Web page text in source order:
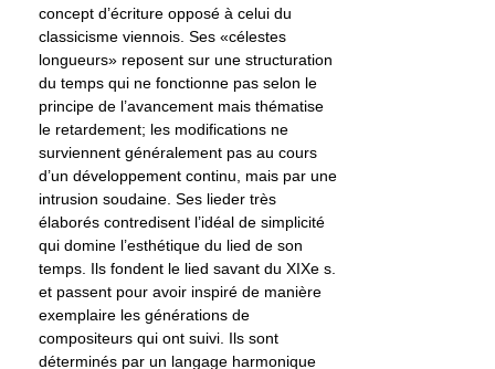
concept d’écriture opposé à celui du
classicisme viennois. Ses «célestes
longueurs» reposent sur une structuration
du temps qui ne fonctionne pas selon le
principe de l’avancement mais thématise
le retardement; les modifications ne
surviennent généralement pas au cours
d’un développement continu, mais par une
intrusion soudaine. Ses lieder très
élaborés contredisent l’idéal de simplicité
qui domine l’esthétique du lied de son
temps. Ils fondent le lied savant du XIXe s.
et passent pour avoir inspiré de manière
exemplaire les générations de
compositeurs qui ont suivi. Ils sont
déterminés par un langage harmonique